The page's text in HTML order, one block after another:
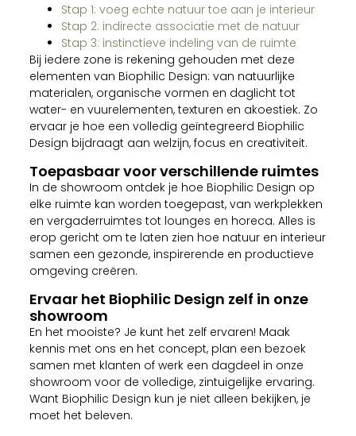
Stap 1: voeg echte natuur toe aan je interieur
Stap 2: indirecte associatie met de natuur
Stap 3: instinctieve indeling van de ruimte
Bij iedere zone is rekening gehouden met deze
elementen van Biophilic Design: van natuurlijke
materialen, organische vormen en daglicht tot
water- en vuurelementen, texturen en akoestiek. Zo
ervaar je hoe een volledig geïntegreerd Biophilic
Design bijdraagt aan welzijn, focus en creativiteit.
Toepasbaar voor verschillende ruimtes
In de showroom ontdek je hoe Biophilic Design op
elke ruimte kan worden toegepast, van werkplekken
en vergaderruimtes tot lounges en horeca. Alles is
erop gericht om te laten zien hoe natuur en interieur
samen een gezonde, inspirerende en productieve
omgeving creëren.
Ervaar het Biophilic Design zelf in onze
showroom
En het mooiste? Je kunt het zelf ervaren! Maak
kennis met ons en het concept, plan een bezoek
samen met klanten of werk een dagdeel in onze
showroom voor de volledige, zintuigelijke ervaring.
Want Biophilic Design kun je niet alleen bekijken, je
moet het beleven.